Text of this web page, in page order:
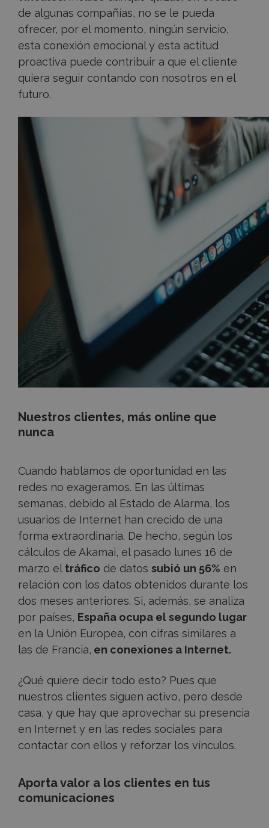
de algunas compañías, no se le pueda
ofrecer, por el momento, ningún servicio,
esta conexión emocional y esta actitud
proactiva puede contribuir a que el cliente
quiera seguir contando con nosotros en el
futuro.
Nuestros clientes, más online que
nunca
Cuando hablamos de oportunidad en las
redes no exageramos. En las últimas
semanas, debido al Estado de Alarma, los
usuarios de Internet han crecido de una
forma extraordinaria. De hecho, según los
cálculos de Akamai, el pasado lunes 16 de
marzo el tráfico de datos subió un 56% en
relación con los datos obtenidos durante los
dos meses anteriores. Si, además, se analiza
por países, España ocupa el segundo lugar
en la Unión Europea, con cifras similares a
las de Francia, en conexiones a Internet.
¿Qué quiere decir todo esto? Pues que
nuestros clientes siguen activo, pero desde
casa, y que hay que aprovechar su presencia
en Internet y en las redes sociales para
contactar con ellos y reforzar los vínculos.
Aporta valor a los clientes en tus
comunicaciones